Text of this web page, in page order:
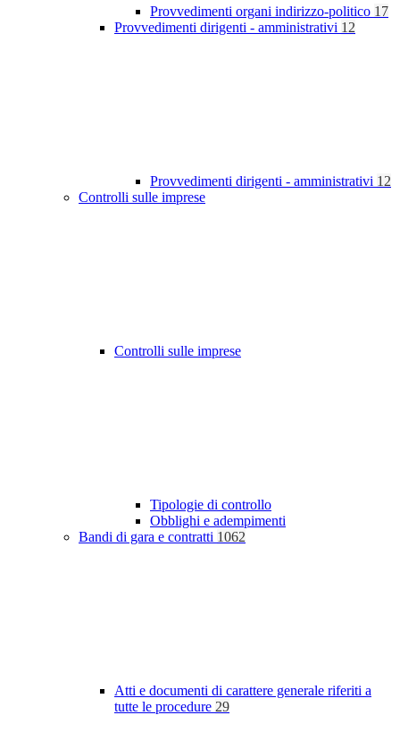
Provvedimenti organi indirizzo-politico 17
Provvedimenti dirigenti - amministrativi 12
Provvedimenti dirigenti - amministrativi 12
Controlli sulle imprese
Controlli sulle imprese
Tipologie di controllo
Obblighi e adempimenti
Bandi di gara e contratti 1062
Atti e documenti di carattere generale riferiti a
tutte le procedure 29